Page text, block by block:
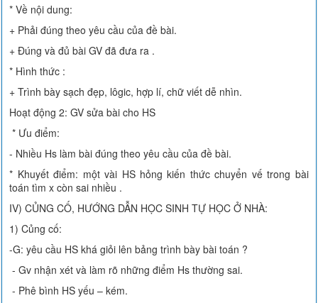
* Về nội dung:
+ Phải đúng theo yêu cầu của đề bài.
+ Đúng và đủ bài GV đã đưa ra .
* Hình thức :
+ Trình bày sạch đẹp, lôgic, hợp lí, chữ viết dễ nhìn.
Hoạt động 2: GV sửa bài cho HS
* Ưu điểm:
- Nhiều Hs làm bài đúng theo yêu cầu của đề bài.
* Khuyết điểm: một vài HS hỏng kiến thức chuyển vế trong bài
toán tìm x còn sai nhiều .
IV) CỦNG CỐ, HƯỚNG DẪN HỌC SINH TỰ HỌC Ở NHÀ:
1) Củng cố:
-G: yêu cầu HS khá giỏi lên bảng trình bày bài toán ?
- Gv nhận xét và làm rõ những điểm Hs thường sai.
- Phê bình HS yếu – kém.